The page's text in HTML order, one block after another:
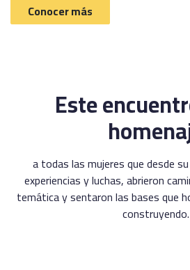
Conocer más
Este
a todas las mujeres que desde
experiencias y luchas, abrieron
temática y sentaron las bases que
construyendo.